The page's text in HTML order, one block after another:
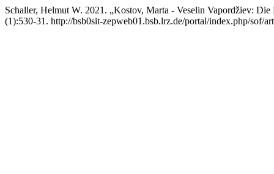
Schaller, Helmut W. 2021. „Kostov, Marta - Veselin Vapordžiev:
(1):530-31. http://bsb0sit-zepweb01.bsb.lrz.de/portal/index.php/sof/